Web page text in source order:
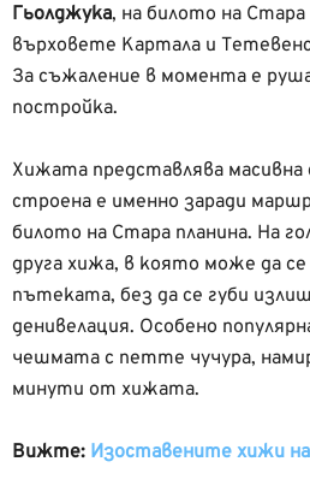
Гьолджука, на билото на
върховете Картала и
За съжаление в момента е
постройка.
Хижата представлява масивна
строена е именно заради
билото на Стара планина. На
друга хижа, в която може да
пътеката, без да се губи
денивелация. Особено
чешмата с петте чучура,
минути от хижата.
Вижте: Изоставените хижи